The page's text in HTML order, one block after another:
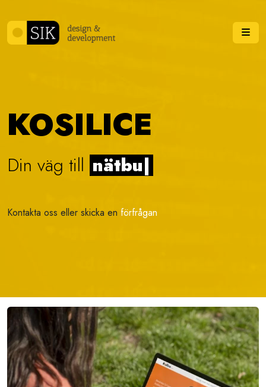
KOSILICE
Din väg till v|
Kontakta oss eller skicka en förfrågan